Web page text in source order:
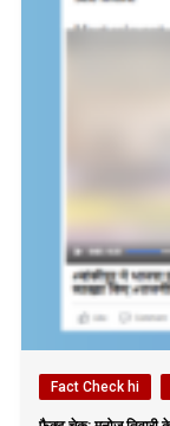
Fact Check hi